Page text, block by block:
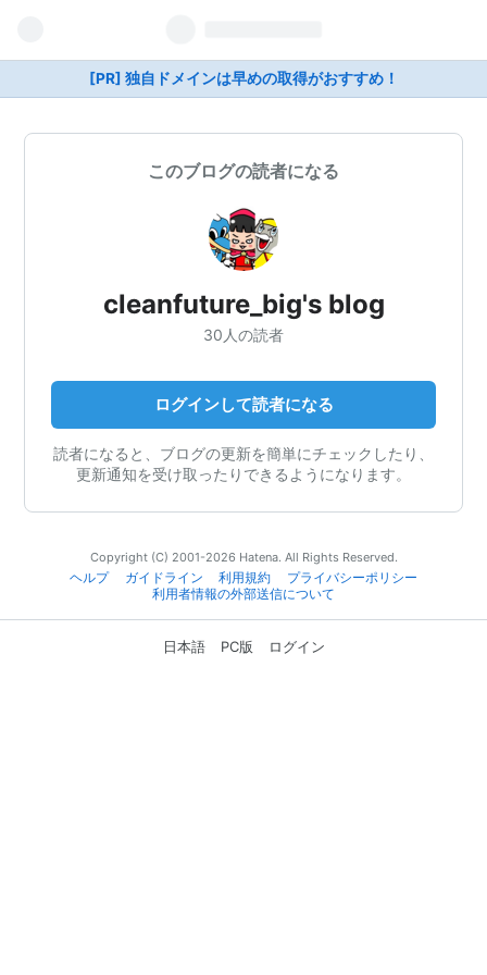
[PR] 独自ドメインは早めの取得がおすすめ！
このブログの読者になる
cleanfuture_big's blog
30人の読者
ログインして読者になる
読者になると、ブログの更新を簡単にチェックしたり、
更新通知を受け取ったりできるようになります。
Copyright (C) 2001-2026 Hatena. All Rights Reserved.
ヘルプ
ガイドライン 利用規約
プライバシーポリシー
利用者情報の外部送信について
日本語 PC版 ログイン